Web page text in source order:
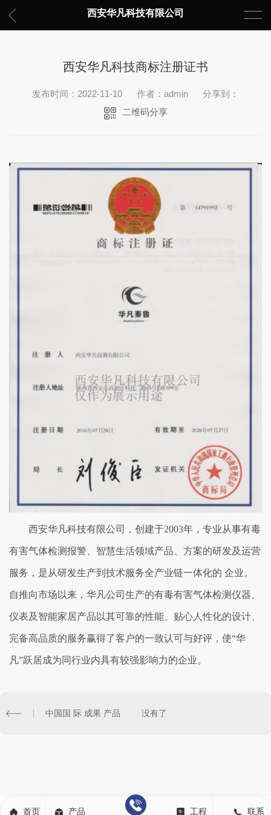
西安华凡科技有限公司
西安华凡科技商标注册证书
发布时间：2022-11-10 作者：admin
分享到：
二维码分享
西安华凡科技有限公司，创建于2003年，专业从事有毒
有害气体检测报警、智慧生活领域产品、方案的研发及运营
服务，是从研发生产到技术服务全产业链一体化的 企业。
自推向市场以来，华凡公司生产的有毒有害气体检测仪器、
仪表及智能家居产品以其可靠的性能、贴心人性化的设计、
完备高品质的服务赢得了客户的一致认可与好评，使“华
凡”跃居成为同行业内具有较强影响力的企业。
中国国 际 成果 产品 没有了
首页 产品 工程 联系